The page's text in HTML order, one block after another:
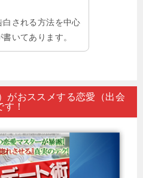
される方法を中心
いてあります。
がおススメする恋愛（出会
！